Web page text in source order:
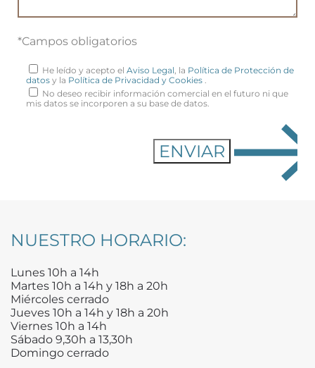
*Campos obligatorios
He leído y acepto el Aviso Legal, la Política de Protección de
datos y la Política de Privacidad y Cookies .
No deseo recibir información comercial en el futuro ni que
mis datos se incorporen a su base de datos.
NUESTRO HORARIO:
Lunes 10h a 14h
Martes 10h a 14h y 18h a 20h
Miércoles cerrado
Jueves 10h a 14h y 18h a 20h
Viernes 10h a 14h
Sábado 9,30h a 13,30h
Domingo cerrado